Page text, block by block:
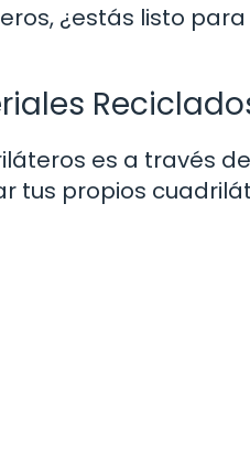
¿estás listo para
es a través
tus propios